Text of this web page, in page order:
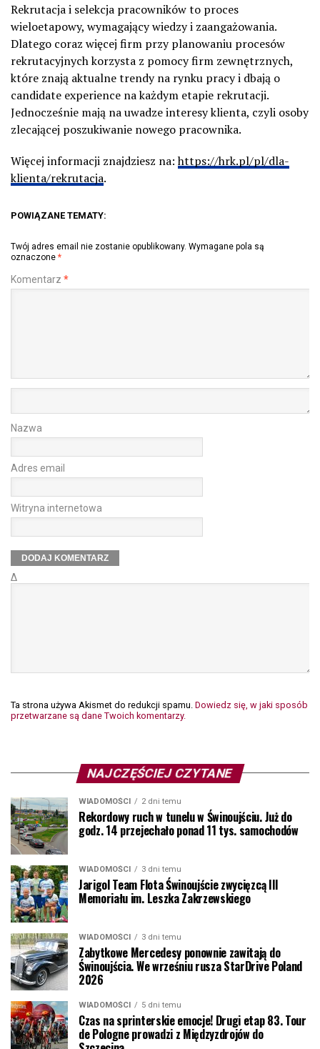
Rekrutacja i selekcja pracowników to proces
wieloetapowy, wymagający wiedzy i zaangażowania.
Dlatego coraz więcej firm przy planowaniu procesów
rekrutacyjnych korzysta z pomocy firm zewnętrznych,
które znają aktualne trendy na rynku pracy i dbają o
candidate experience na każdym etapie rekrutacji.
Jednocześnie mają na uwadze interesy klienta, czyli osoby
zlecającej poszukiwanie nowego pracownika.
Więcej informacji znajdziesz na:https://hrk.pl/pl/dla-
klienta/rekrutacja.
POWIĄZANE TEMATY:
Twój adres email nie zostanie opublikowany. Wymagane pola są
oznaczone *
Komentarz *
Nazwa
Adres email
Witryna internetowa
Δ
Ta strona używa Akismet do redukcji spamu. Dowiedz się, w jaki sposób
przetwarzane są dane Twoich komentarzy.
NAJCZĘŚCIEJ CZYTANE
WIADOMOŚCI 2 dni temu
Rekordowy ruch w tunelu w Świnoujściu. Już do
godz. 14 przejechało ponad 11 tys. samochodów
WIADOMOŚCI 3 dni temu
Jarigol Team Flota Świnoujście zwycięzcą III
Memoriału im. Leszka Zakrzewskiego
WIADOMOŚCI 3 dni temu
Zabytkowe Mercedesy ponownie zawitają do
Świnoujścia. We wrześniu rusza StarDrive Poland
2026
WIADOMOŚCI 5 dni temu
Czas na sprinterskie emocje! Drugi etap 83. Tour
de Pologne prowadzi z Międzyzdrojów do